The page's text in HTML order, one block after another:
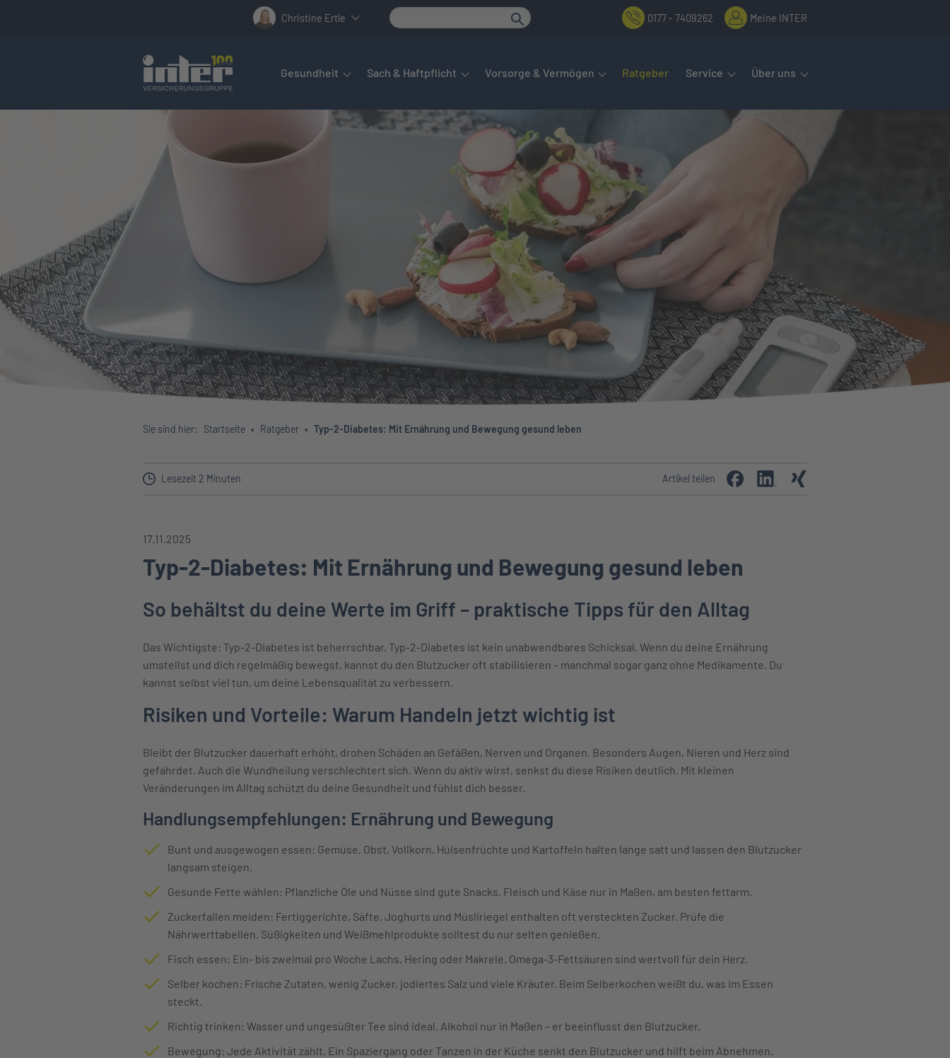
Christine Ertle 0177 - 7409262 Meine INTER
Hier befindet sich das Hauptmenü. Dieses lässt sich per Tab steuern. Untermenüs öffnet man mit der Leertaste oder Pfeil nach unten.
Gesundheit Sach & Haftpflicht Vorsorge & Vermögen Ratgeber Service Über uns
Sie sind hier: Startseite Ratgeber Typ-2-Diabetes: Mit Ernährung und Bewegung gesund leben
Lesezeit 2 Minuten Artikel teilen
17.11.2025
Typ-2-Diabetes: Mit Ernährung und Bewegung gesund leben
So behältst du deine Werte im Griff – praktische Tipps für den Alltag
Das Wichtigste: Typ-2-Diabetes ist beherrschbar. Typ-2-Diabetes ist kein unabwendbares Schicksal. Wenn du deine Ernährung
umstellst und dich regelmäßig bewegst, kannst du den Blutzucker oft stabilisieren – manchmal sogar ganz ohne Medikamente. Du
kannst selbst viel tun, um deine Lebensqualität zu verbessern.
Risiken und Vorteile: Warum Handeln jetzt wichtig ist
Bleibt der Blutzucker dauerhaft erhöht, drohen Schäden an Gefäßen, Nerven und Organen. Besonders Augen, Nieren und Herz sind
gefährdet. Auch die Wundheilung verschlechtert sich. Wenn du aktiv wirst, senkst du diese Risiken deutlich. Mit kleinen
Veränderungen im Alltag schützt du deine Gesundheit und fühlst dich besser.
Handlungsempfehlungen: Ernährung und Bewegung
Bunt und ausgewogen essen: Gemüse, Obst, Vollkorn, Hülsenfrüchte und Kartoffeln halten lange satt und lassen den Blutzucker
langsam steigen.
Gesunde Fette wählen: Pflanzliche Öle und Nüsse sind gute Snacks. Fleisch und Käse nur in Maßen, am besten fettarm.
Zuckerfallen meiden: Fertiggerichte, Säfte, Joghurts und Müsliriegel enthalten oft versteckten Zucker. Prüfe die
Nährwerttabellen. Süßigkeiten und Weißmehlprodukte solltest du nur selten genießen.
Fisch essen: Ein- bis zweimal pro Woche Lachs, Hering oder Makrele. Omega-3-Fettsäuren sind wertvoll für dein Herz.
Selber kochen: Frische Zutaten, wenig Zucker, jodiertes Salz und viele Kräuter. Beim Selberkochen weißt du, was im Essen
steckt.
Richtig trinken: Wasser und ungesüßter Tee sind ideal. Alkohol nur in Maßen – er beeinflusst den Blutzucker.
Bewegung: Jede Aktivität zählt. Ein Spaziergang oder Tanzen in der Küche senkt den Blutzucker und hilft beim Abnehmen.